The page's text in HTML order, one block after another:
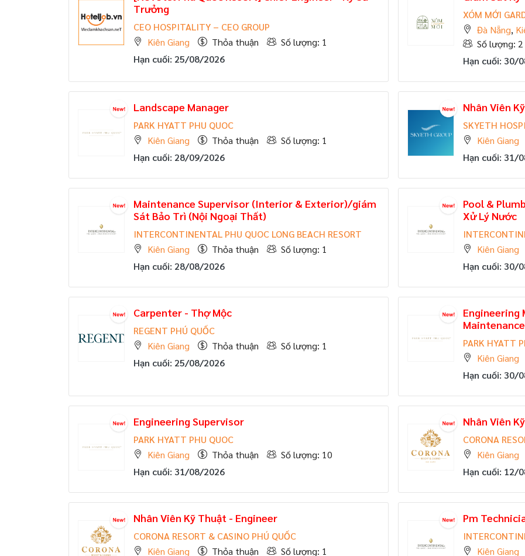
Trưởng
CEO HOSPITALITY – CEO GROUP
Kiên Giang
Thỏa thuận
Số lượng: 1
Hạn cuối: 25/08/2026
XÓM MỚI
Đà Nẵng,
Số lượng: 2
Hạn cuối: 30/
Landscape Manager
PARK HYATT PHU QUOC
Kiên Giang
Thỏa thuận
Số lượng: 1
Hạn cuối: 28/09/2026
Nhân Viên
SKYETH
Kiên Giang
Hạn cuối: 31/
Maintenance Supervisor (Interior & Exterior)/giám
Sát Bảo Trì (Nội Ngoại Thất)
INTERCONTINENTAL PHU QUOC LONG BEACH RESORT
Kiên Giang
Thỏa thuận
Số lượng: 1
Hạn cuối: 28/08/2026
Pool &
Xử Lý Nước
Kiên Giang
Hạn cuối: 30/
Carpenter - Thợ Mộc
REGENT PHÚ QUỐC
Kiên Giang
Thỏa thuận
Số lượng: 1
Hạn cuối: 25/08/2026
Engineering
PARK HYATT
Kiên Giang
Hạn cuối: 30/
Engineering Supervisor
PARK HYATT PHU QUOC
Kiên Giang
Thỏa thuận
Số lượng: 10
Hạn cuối: 31/08/2026
Nhân Viên
CORONA
Kiên Giang
Hạn cuối: 12/
Nhân Viên Kỹ Thuật - Engineer
CORONA RESORT & CASINO PHÚ QUỐC
Kiên Giang
Thỏa thuận Số lượng: 1
Pm
Kiên Giang